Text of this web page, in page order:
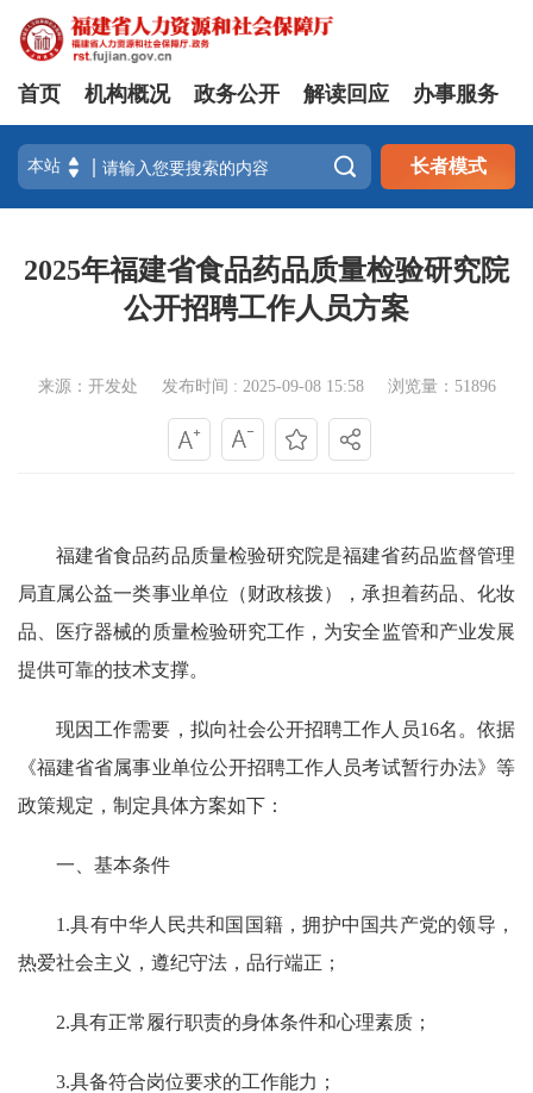
首页 机构概况 政务公开 解读回应 办事服务
 长者模式
2025年福建省食品药品质量检验研究院
公开招聘工作人员方案
来源：开发处 发布时间 : 2025-09-08 15:58 浏览量：51896
福建省食品药品质量检验研究院是福建省药品监督管理
局直属公益一类事业单位（财政核拨），承担着药品、化妆
品、医疗器械的质量检验研究工作，为安全监管和产业发展
提供可靠的技术支撑。
现因工作需要，拟向社会公开招聘工作人员16名。依据
《福建省省属事业单位公开招聘工作人员考试暂行办法》等
政策规定，制定具体方案如下：
一、基本条件
1.具有中华人民共和国国籍，拥护中国共产党的领导，
热爱社会主义，遵纪守法，品行端正；
2.具有正常履行职责的身体条件和心理素质；
3.具备符合岗位要求的工作能力；